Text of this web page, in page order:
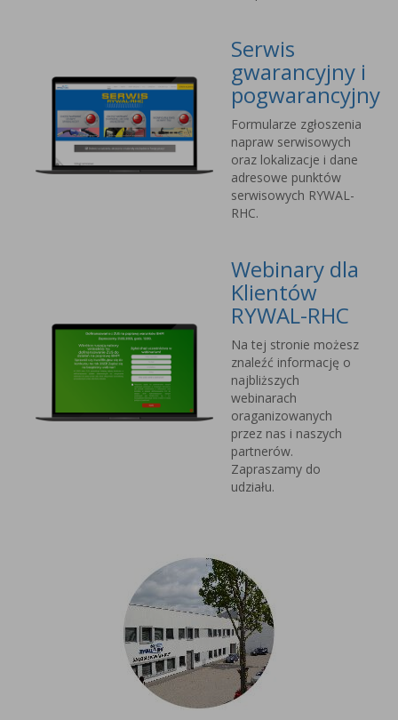
Serwis
gwarancyjny i
pogwarancyjny
Formularze zgłoszenia
napraw serwisowych
oraz lokalizacje i dane
adresowe punktów
serwisowych RYWAL-
RHC.
Webinary dla
Klientów
RYWAL-RHC
Na tej stronie możesz
znaleźć informację o
najbliższych
webinarach
oraganizowanych
przez nas i naszych
partnerów.
Zapraszamy do
udziału.